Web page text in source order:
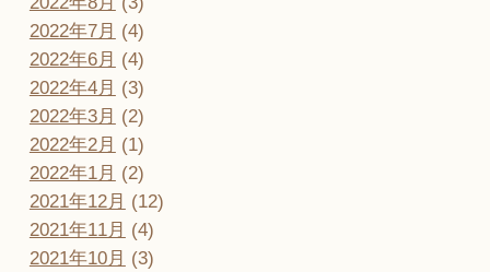
2022年7月 (4)
2022年6月 (4)
2022年4月 (3)
2022年3月 (2)
2022年2月 (1)
2022年1月 (2)
2021年12月 (12)
2021年11月 (4)
2021年10月 (3)